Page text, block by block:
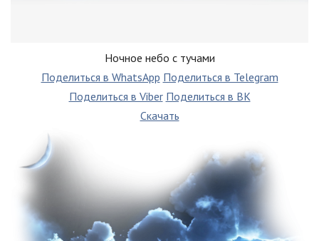
Ночное небо с тучами
Поделиться в WhatsApp Поделиться в Telegram
Поделиться в Viber Поделиться в ВК
Скачать